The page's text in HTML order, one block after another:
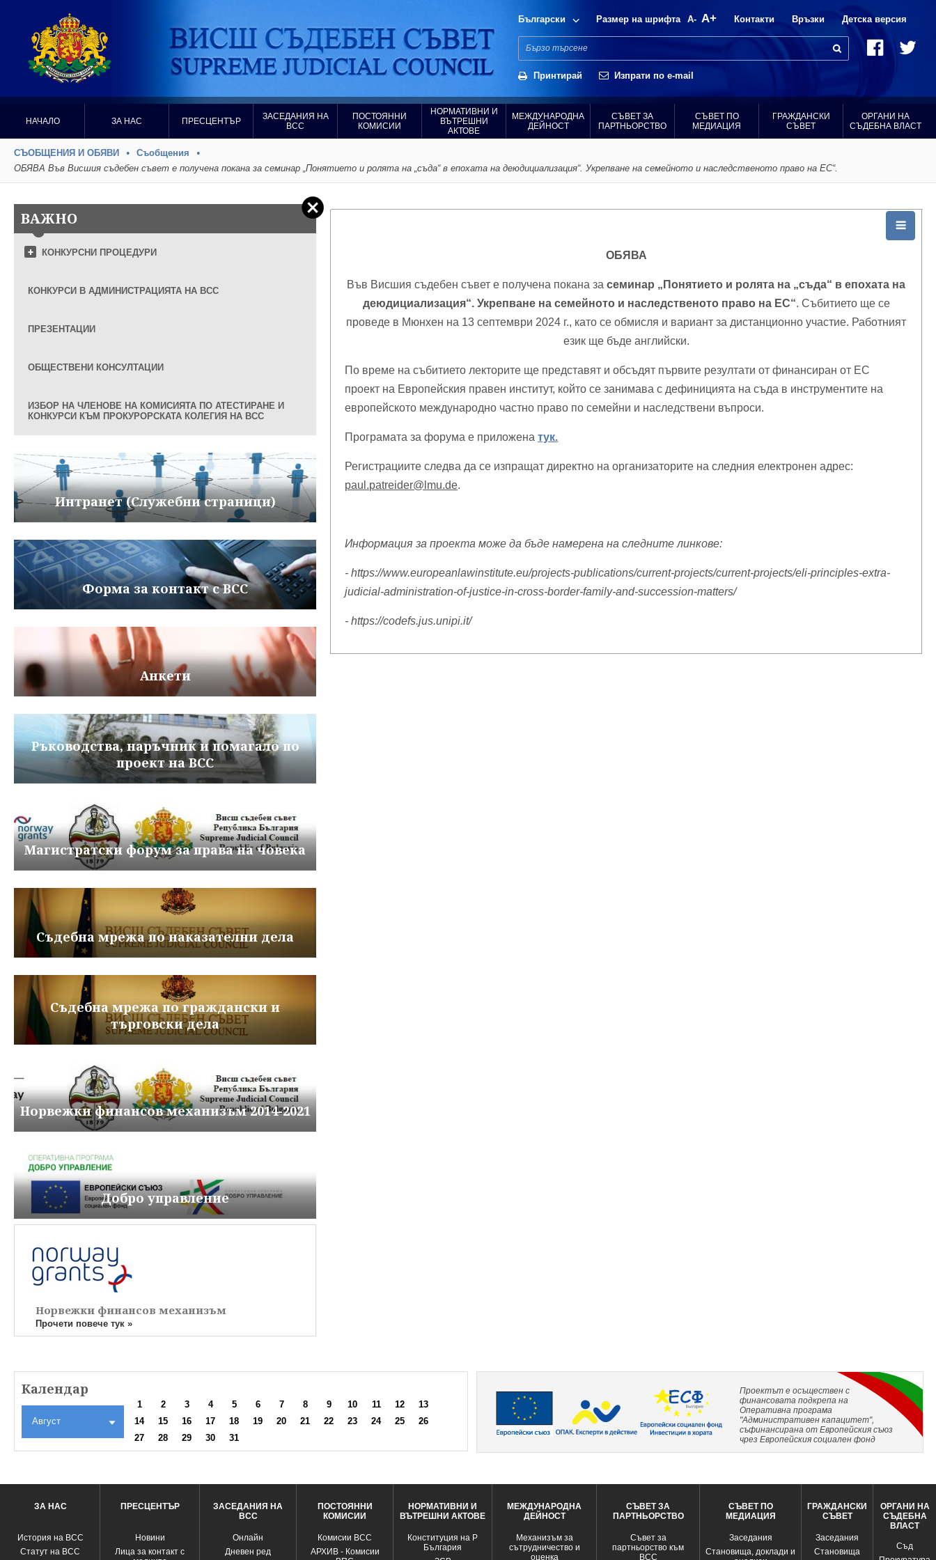
Български Размер на шрифта A- A+ Контакти Връзки Детска версия
Принтирай Изпрати по e-mail
НАЧАЛО ЗА НАС ПРЕСЦЕНТЪР
ЗАСЕДАНИЯ НА
ВСС
ПОСТОЯННИ
КОМИСИИ
НОРМАТИВНИ И
ВЪТРЕШНИ
АКТОВЕ
МЕЖДУНАРОДНА
ДЕЙНОСТ
СЪВЕТ ЗА
ПАРТНЬОРСТВО
СЪВЕТ ПО
МЕДИАЦИЯ
ГРАЖДАНСКИ
СЪВЕТ
ОРГАНИ НА
СЪДЕБНА ВЛАСТ
СЪОБЩЕНИЯ И ОБЯВИ
Съобщения
ОБЯВА Във Висшия съдебен съвет е получена покана за семинар „Понятието и ролята на „съда“ в епохата на деюдициализация“. Укрепване на семейното и наследственото право на ЕС“.
ВАЖНО
КОНКУРСНИ ПРОЦЕДУРИ
КОНКУРСИ В АДМИНИСТРАЦИЯТА НА ВСС
ПРЕЗЕНТАЦИИ
ОБЩЕСТВЕНИ КОНСУЛТАЦИИ
ИЗБОР НА ЧЛЕНОВЕ НА КОМИСИЯТА ПО АТЕСТИРАНЕ И
КОНКУРСИ КЪМ ПРОКУРОРСКАТА КОЛЕГИЯ НА ВСС
Интранет (Служебни страници)
Форма за контакт с ВСС
Анкети
Ръководства, наръчник и помагало по
проект на ВСС
Магистратски форум за права на човека
Съдебна мрежа по наказателни дела
Съдебна мрежа по граждански и
търговски дела
Норвежки финансов механизъм 2014-2021
Добро управление
Норвежки финансов механизъм
Прочети повече тук »
ОБЯВА
Във Висшия съдебен съвет е получена покана засеминар „Понятието и ролята на „съда“ в епохата на
деюдициализация“. Укрепване на семейното и наследственото право на ЕС“. Събитието ще се
проведе в Мюнхен на 13 септември 2024 г., като се обмисля и вариант за дистанционно участие. Работният
език ще бъде английски.
По време на събитието лекторите ще представят и обсъдят първите резултати от финансиран от ЕС
проект на Европейския правен институт, който се занимава с дефиницията на съда в инструментите на
европейското международно частно право по семейни и наследствени въпроси.
Програмата за форума е приложенатук.
Регистрациите следва да се изпращат директно на организаторите на следния електронен адрес:
paul.patreider@lmu.de.
Информация за проекта може да бъде намерена на следните линкове:
- https://www.europeanlawinstitute.eu/projects-publications/current-projects/current-projects/eli-principles-extra-
judicial-administration-of-justice-in-cross-border-family-and-succession-matters/
- https://codefs.jus.unipi.it/
Календар
Август
1 2 3 4 5 6 7 8 9 10 11 12
13
14
15 16 17 18 19 20 21 22 23 24 25
26
27
28 29 30 31
Проектът е осъществен с
финансовата подкрепа на
Оперативна програма
"Административен капацитет",
съфинансирана от Европейския съюз
чрез Европейския социален фонд
ЗА НАС
История на ВСС
Статут на ВСС
ПРЕСЦЕНТЪР
Новини
Лица за контакт с
ЗАСЕДАНИЯ НА
ВСС
Oнлайн
Дневен ред
ПОСТОЯННИ
КОМИСИИ
Комисии ВСС
АРХИВ - Комисии
НОРМАТИВНИ И
ВЪТРЕШНИ АКТОВЕ
Конституция на Р
България
МЕЖДУНАРОДНА
ДЕЙНОСТ
Механизъм за
сътрудничество и
оценка
СЪВЕТ ЗА
ПАРТНЬОРСТВО
Съвет за
партньорство към
ВСС
СЪВЕТ ПО
МЕДИАЦИЯ
Заседания
Становища, доклади и
ГРАЖДАНСКИ
СЪВЕТ
Заседания
Становища
ОРГАНИ НА
СЪДЕБНА
ВЛАСТ
Съд